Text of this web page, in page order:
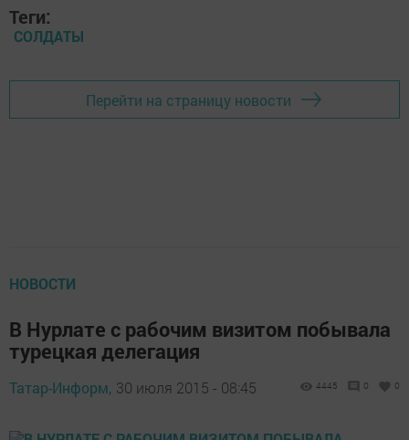
Теги:
СОЛДАТЫ
Перейти на страницу новости
НОВОСТИ
В Нурлате с рабочим визитом побывала
турецкая делегация
Татар-Информ, 30 июля 2015 - 08:45 4445 0 0